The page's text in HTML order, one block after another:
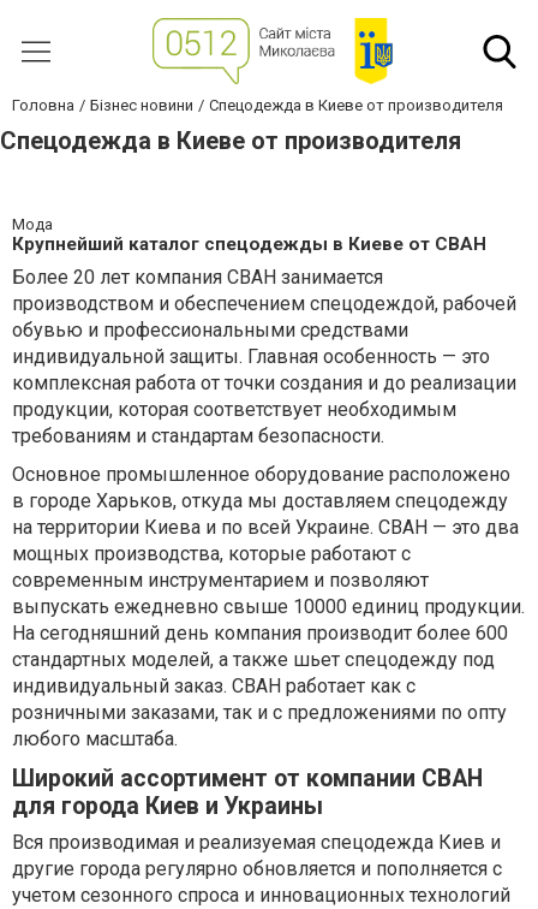
Головна Бізнес новини Спецодежда в Киеве от производителя
Спецодежда в Киеве от производителя
Мода
Крупнейший каталог спецодежды в Киеве от СВАН
Более 20 лет компания СВАН занимается
производством и обеспечением спецодеждой, рабочей
обувью и профессиональными средствами
индивидуальной защиты. Главная особенность — это
комплексная работа от точки создания и до реализации
продукции, которая соответствует необходимым
требованиям и стандартам безопасности.
Основное промышленное оборудование расположено
в городе Харьков, откуда мы доставляем спецодежду
на территории Киева и по всей Украине. СВАН — это два
мощных производства, которые работают с
современным инструментарием и позволяют
выпускать ежедневно свыше 10000 единиц продукции.
На сегодняшний день компания производит более 600
стандартных моделей, а также шьет спецодежду под
индивидуальный заказ. СВАН работает как с
розничными заказами, так и с предложениями по опту
любого масштаба.
Широкий ассортимент от компании СВАН
для города Киев и Украины
Вся производимая и реализуемая спецодежда Киев и
другие города регулярно обновляется и пополняется с
учетом сезонного спроса и инновационных технологий